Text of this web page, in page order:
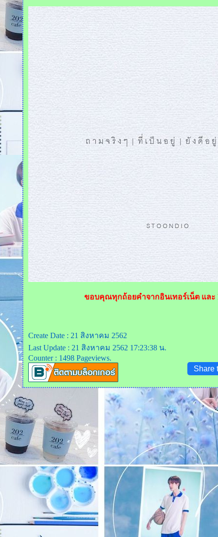
ขอบคุณทุกถ้อยคำจากอินเทอร์เน็ต และ
Create Date : 21 สิงหาคม 2562
Last Update : 21 สิงหาคม 2562 17:23:38 น.
Counter : 1498 Pageviews.
Share